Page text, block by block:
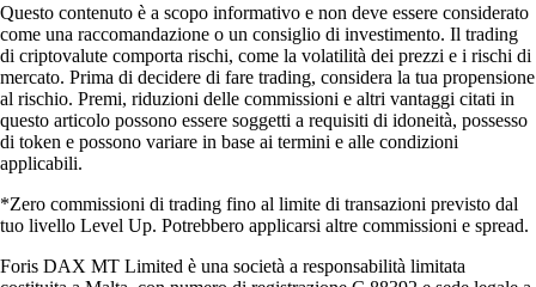
Questo contenuto è a scopo informativo e non deve essere considerato
come una raccomandazione o un consiglio di investimento. Il trading
di criptovalute comporta rischi, come la volatilità dei prezzi e i rischi di
mercato. Prima di decidere di fare trading, considera la tua propensione
al rischio. Premi, riduzioni delle commissioni e altri vantaggi citati in
questo articolo possono essere soggetti a requisiti di idoneità, possesso
di token e possono variare in base ai termini e alle condizioni
applicabili.
*Zero commissioni di trading fino al limite di transazioni previsto dal
tuo livello Level Up. Potrebbero applicarsi altre commissioni e spread.
Foris DAX MT Limited è una società a responsabilità limitata